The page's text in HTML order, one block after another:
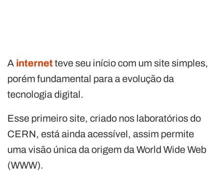
A internetteve seu início com um site simples,
porém fundamental para a evolução da
tecnologia digital.
Esse primeiro site, criado nos laboratórios do
CERN, está ainda acessível, assim permite
uma visão única da origem da World Wide Web
(WWW).